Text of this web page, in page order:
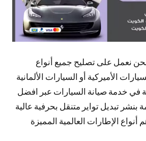
نعمل على تصليح جميع أنواع
الأميركية أو السيارات الألمانية
في خدمة صيانة السيارات عبر افضل
بنشر تبديل تواير متنقل بحرفية عالية
الإطارات العالمية المميزة